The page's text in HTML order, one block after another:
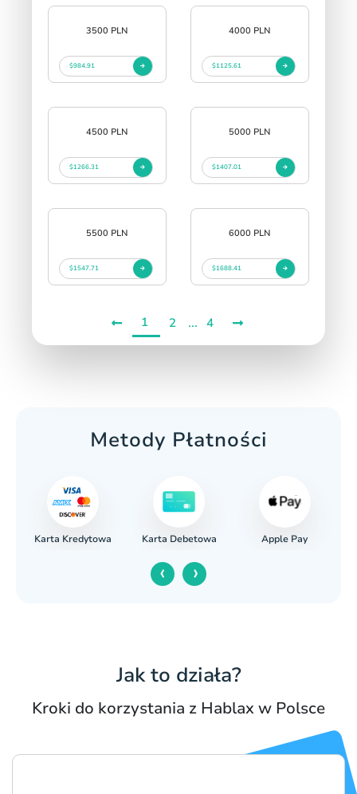
3500 PLN
$984.91
4000 PLN
$1125.61
4500 PLN
$1266.31
5000 PLN
$1407.01
5500 PLN
$1547.71
6000 PLN
$1688.41
1 2 ... 4
Metody Płatności
Karta Kredytowa Karta Debetowa Apple Pay
‹ ›
Jak to działa?
Kroki do korzystania z Hablax w Polsce